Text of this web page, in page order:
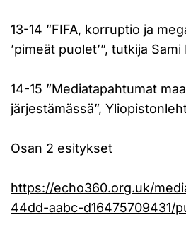
13-14 ”FIFA, korruptio ja
’pimeät puolet’”, tutkija Sami
14-15 ”Mediatapahtumat
järjestämässä”,
Osan 2 esitykset
https://echo360.org.uk/
44dd-aabc-d16475709431/